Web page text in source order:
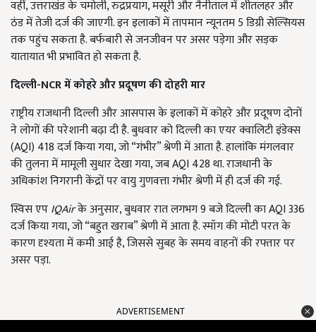
वहीं, उत्तराखंड के चमोली, रुद्रप्रयाग, मसूरी और नैनीताल में शीतलहर और
ठंड में तेजी दर्ज की जाएगी. इन इलाकों में तापमान न्यूनतम 5 डिग्री सेल्सियस
तक पहुंच सकता है. बर्फबारी से जनजीवन पर असर पड़ेगा और सड़क
यातायात भी प्रभावित हो सकता है.
दिल्ली-NCRमें कोहरे और प्रदूषण की दोहरी मार
राष्ट्रीय राजधानी दिल्ली और आसपास के इलाकों में कोहरे और प्रदूषण दोनों
ने लोगों की परेशानी बढ़ा दी है. बुधवार को दिल्ली का एयर क्वालिटी इंडेक्स
(AQI) 418 दर्ज किया गया, जो “गंभीर” श्रेणी में आता है. हालांकि मंगलवार
की तुलना में मामूली सुधार देखा गया, जब AQI 428 था. राजधानी के
अधिकांश निगरानी केंद्रों पर वायु गुणवत्ता गंभीर श्रेणी में ही दर्ज की गई.
स्विस एपIQAirके अनुसार, बुधवार रात लगभग 9 बजे दिल्ली का AQI 336
दर्ज किया गया, जो “बहुत खराब” श्रेणी में आता है. स्मॉग की मोटी परत के
कारण दृश्यता में कमी आई है, जिससे सुबह के समय वाहनों की रफ्तार पर
असर पड़ा.
ADVERTISEMENT